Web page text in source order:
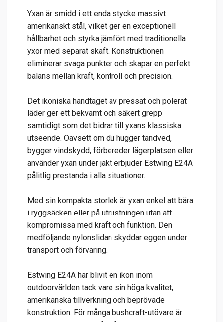
Yxan är smidd i ett enda stycke massivt
amerikanskt stål, vilket ger en exceptionell
hållbarhet och styrka jämfört med traditionella
yxor med separat skaft. Konstruktionen
eliminerar svaga punkter och skapar en perfekt
balans mellan kraft, kontroll och precision.
Det ikoniska handtaget av pressat och polerat
läder ger ett bekvämt och säkert grepp
samtidigt som det bidrar till yxans klassiska
utseende. Oavsett om du hugger tändved,
bygger vindskydd, förbereder lägerplatsen eller
använder yxan under jakt erbjuder Estwing E24A
pålitlig prestanda i alla situationer.
Med sin kompakta storlek är yxan enkel att bära
i ryggsäcken eller på utrustningen utan att
kompromissa med kraft och funktion. Den
medföljande nylonslidan skyddar eggen under
transport och förvaring.
Estwing E24A har blivit en ikon inom
outdoorvärlden tack vare sin höga kvalitet,
amerikanska tillverkning och beprövade
konstruktion. För många bushcraft-utövare är